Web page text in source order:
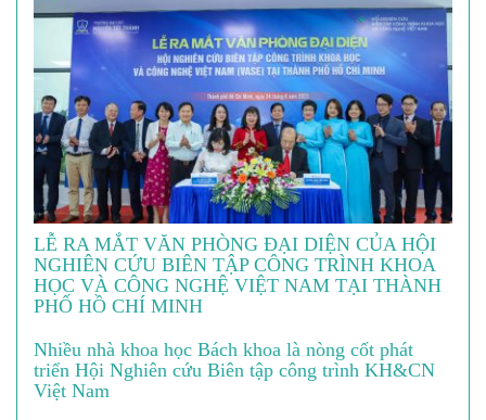
LỄ RA MẮT VĂN PHÒNG ĐẠI DIỆN CỦA HỘI
NGHIÊN CỨU BIÊN TẬP CÔNG TRÌNH KHOA
HỌC VÀ CÔNG NGHỆ VIỆT NAM TẠI THÀNH
PHỐ HỒ CHÍ MINH
Nhiều nhà khoa học Bách khoa là nòng cốt phát
triển Hội Nghiên cứu Biên tập công trình KH&CN
Việt Nam